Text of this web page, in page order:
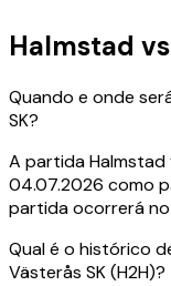
Halmstad
Quando e onde
SK?
A partida Halmstad
04.07.2026 como
partida ocorrerá no
Qual é o histórico
Västerås SK (H2H)?